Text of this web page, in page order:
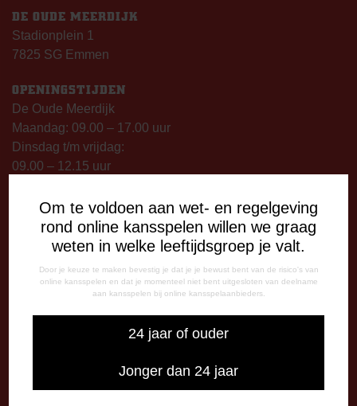
Om te voldoen aan wet- en regelgeving
rond online kansspelen willen we graag
weten in welke leeftijdsgroep je valt.
Door je keuze te maken bevestig je dat je je bewust bent van de risico's van
online kansspelen en dat je momenteel niet bent uitgesloten van deelname
aan kansspelen bij online kansspelaanbieders.
24 jaar of ouder
Jonger dan 24 jaar
DE OUDE MEERDIJK
Stadionplein 1
7825 SG Emmen
OPENINGSTIJDEN
De Oude Meerdijk
Maandag: 09.00 – 17.00 uur
Dinsdag t/m vrijdag:
09.00 – 12.15 uur
Op thuiswedstrijddagen geopend vanaf 13.00 uur (i.p.v.
09.00 uur).
Telefonisch bereikbaar op:
09:00 - 12:15 uur